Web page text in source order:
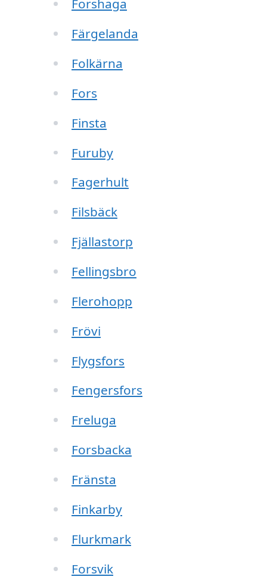
Forshaga
Färgelanda
Folkärna
Fors
Finsta
Furuby
Fagerhult
Filsbäck
Fjällastorp
Fellingsbro
Flerohopp
Frövi
Flygsfors
Fengersfors
Freluga
Forsbacka
Fränsta
Finkarby
Flurkmark
Forsvik